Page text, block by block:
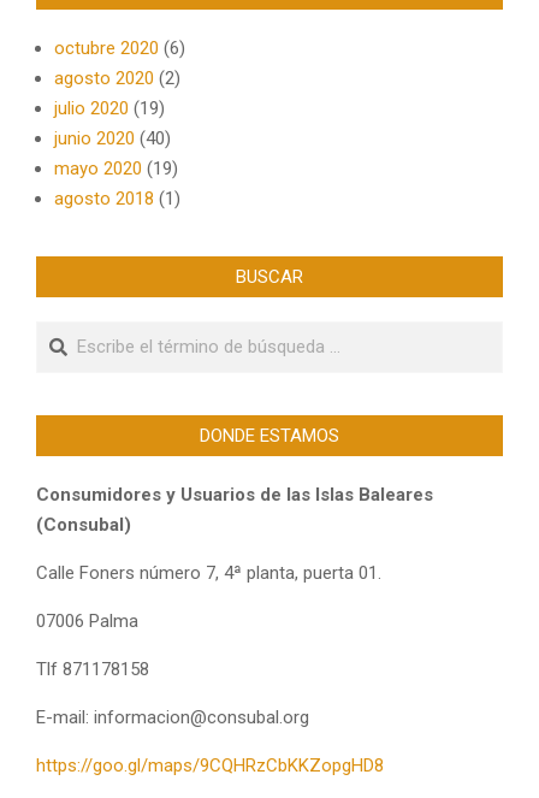
octubre 2020 (6)
agosto 2020 (2)
julio 2020 (19)
junio 2020 (40)
mayo 2020 (19)
agosto 2018 (1)
BUSCAR
Buscar
DONDE ESTAMOS
Consumidores y Usuarios de las Islas Baleares
(Consubal)
Calle Foners número 7, 4ª planta, puerta 01.
07006 Palma
Tlf 871178158
E-mail: informacion@consubal.org
https://goo.gl/maps/9CQHRzCbKKZopgHD8